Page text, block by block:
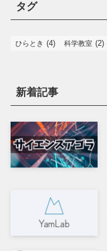
ー
タグ
ひらとき (4) 科学教室 (2)
新着記事